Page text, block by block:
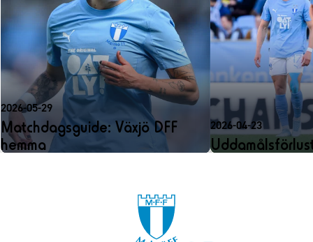
2026-05-29
Matchdagsguide: Växjö DFF
hemma
2026-04-23